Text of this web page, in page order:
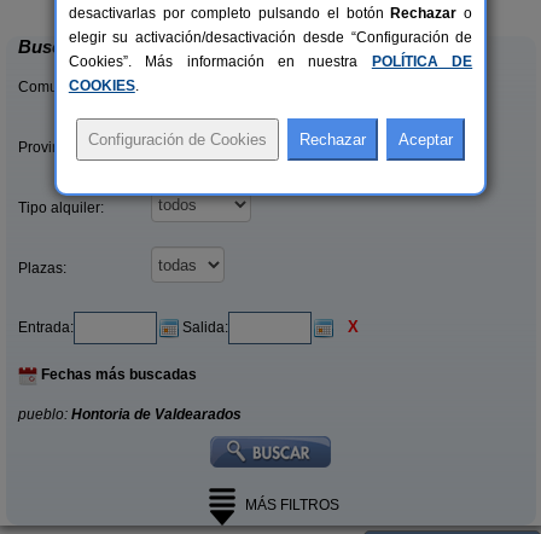
Buscar
Comunidades:
Provincias/Islas:
Tipo alquiler:
Plazas:
Entrada: Salida: X
Fechas más buscadas
pueblo: Hontoria de Valdearados
MÁS FILTROS
desactivarlas por completo pulsando el botón Rechazar o
elegir su activación/desactivación desde “Configuración de
Cookies”. Más información en nuestra
POLÍTICA DE
COOKIES.